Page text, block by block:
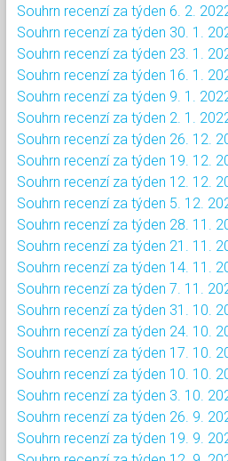
Souhrn recenzí za týden 6. 2. 2022
Souhrn recenzí za týden 30. 1.
Souhrn recenzí za týden 23. 1.
Souhrn recenzí za týden 16. 1.
Souhrn recenzí za týden 9. 1. 2022
Souhrn recenzí za týden 2. 1. 2022
Souhrn recenzí za týden 26. 12.
Souhrn recenzí za týden 19. 12.
Souhrn recenzí za týden 12. 12.
Souhrn recenzí za týden 5. 12.
Souhrn recenzí za týden 28. 11.
Souhrn recenzí za týden 21. 11.
Souhrn recenzí za týden 14. 11.
Souhrn recenzí za týden 7. 11.
Souhrn recenzí za týden 31. 10.
Souhrn recenzí za týden 24. 10.
Souhrn recenzí za týden 17. 10.
Souhrn recenzí za týden 10. 10.
Souhrn recenzí za týden 3. 10.
Souhrn recenzí za týden 26. 9.
Souhrn recenzí za týden 19. 9.